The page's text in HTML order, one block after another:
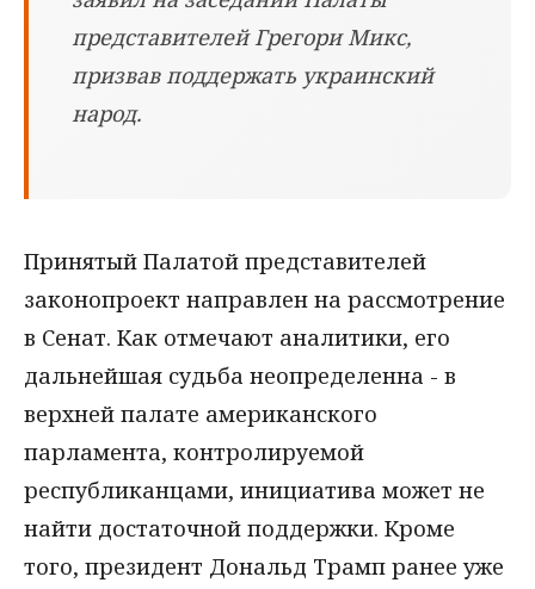
представителей Грегори Микс,
призвав поддержать украинский
народ.
Принятый Палатой представителей
законопроект направлен на рассмотрение
в Сенат. Как отмечают аналитики, его
дальнейшая судьба неопределенна - в
верхней палате американского
парламента, контролируемой
республиканцами, инициатива может не
найти достаточной поддержки. Кроме
того, президент Дональд Трамп ранее уже